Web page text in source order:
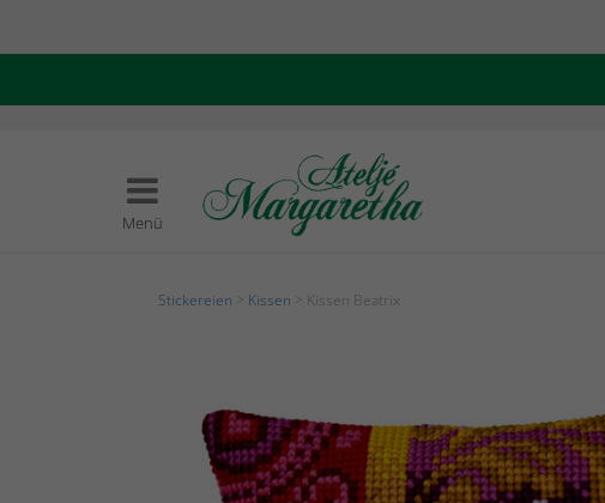
Menü
Stickereien Kissen > Kissen Beatrix